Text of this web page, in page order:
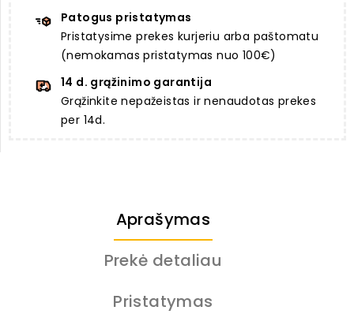
Patogus pristatymas
Pristatysime prekes kurjeriu arba paštomatu
(nemokamas pristatymas nuo 100€)
14 d. grąžinimo garantija
Grąžinkite nepažeistas ir nenaudotas prekes
per 14d.
Aprašymas
Prekė detaliau
Pristatymas